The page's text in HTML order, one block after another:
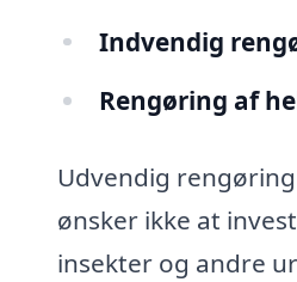
Indvendig
Rengøring af
Udvendig
ønsker ikke at
insekter og andre